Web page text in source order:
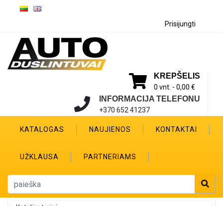
Prisijungti
KREPŠELIS
0 vnt. - 0,00 €
INFORMACIJA TELEFONU
+370 652 41237
KATALOGAS NAUJIENOS KONTAKTAI
UŽKLAUSA PARTNERIAMS